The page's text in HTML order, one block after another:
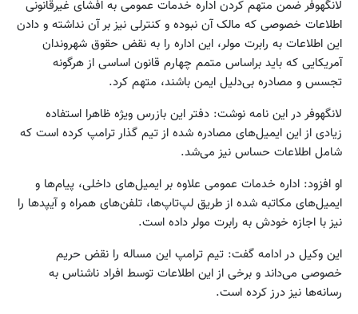
لانگهوفر ضمن متهم کردن اداره خدمات عمومی به افشای غیرقانونی
اطلاعات خصوصی که مالک آن نبوده و کنترلی نیز بر آن نداشته و دادن
این اطلاعات به رابرت مولر، این اداره را به نقض حقوق شهروندان
آمریکایی که باید براساس متمم چهارم قانون اساسی از هرگونه
تجسس و مصادره بی‌دلیل ایمن باشند، متهم کرد.
لانگهوفر در این نامه نوشت: دفتر این بازرس ویژه ظاهرا استفاده
زیادی از این ایمیل‌های مصادره شده از تیم گذار ترامپ کرده است که
شامل اطلاعات حساس نیز می‌شد.
او افزود: اداره خدمات عمومی علاوه بر ایمیل‌های داخلی، پیام‌ها و
ایمیل‌های مکاتبه شده از طریق لپ‌تاپ‌ها، تلفن‌های همراه و آیپدها را
نیز با اجازه خودش به رابرت مولر داده است.
این وکیل در ادامه گفت: تیم ترامپ این مساله را نقض حریم
خصوصی می‌داند و برخی از این اطلاعات توسط افراد ناشناس به
رسانه‌ها نیز درز کرده است.